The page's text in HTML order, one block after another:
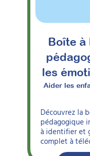
Boîte à
les
Aider les
Découvrez la
pédagogique
à identifier et
complet à